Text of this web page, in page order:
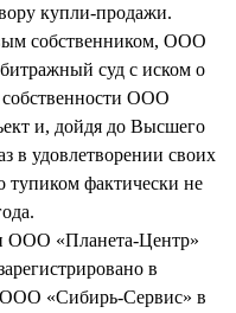
купли-продажи.
собственником, ООО
суд с иском о
ООО
и, дойдя до Высшего
в удовлетворении своих
тупиком фактически не
ООО «Планета-Центр»
в
ООО «Сибирь-Сервис» в